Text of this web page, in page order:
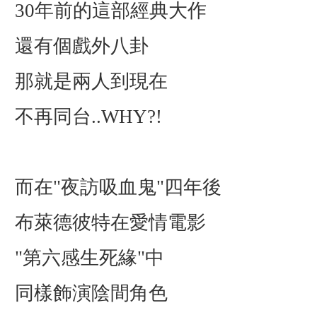
30年前的這部經典大作
還有個戲外八卦
那就是兩人到現在
不再同台..WHY?!
而在"夜訪吸血鬼"四年後
布萊德彼特在愛情電影
"第六感生死緣"中
同樣飾演陰間角色